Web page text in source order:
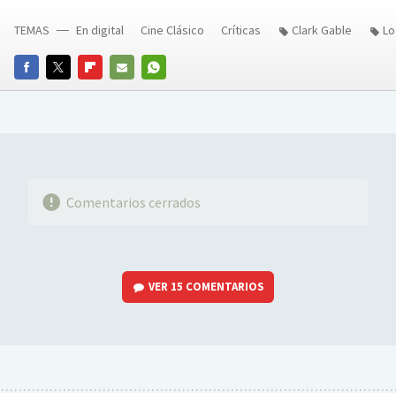
FACEBOOKTWITTERFLIPBOARD
E-
WHATSAPP
TEMAS En digital Cine Clásico Críticas Clark Gable
Comentarios cerrados
VER 15 COMENTARIOS